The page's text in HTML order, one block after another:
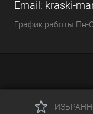
Email: kraski-
График работы Пн-